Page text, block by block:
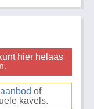
hier helaas
of
kavels.